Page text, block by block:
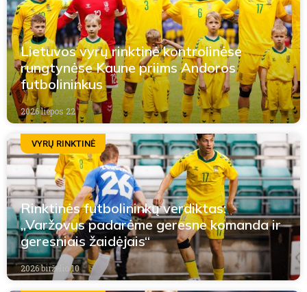
Lietuvos vyrų rinktinė kontrolinėse
rungtynėse Kaune priims Andoros
futbolininkus
2026 liepos 22
VYRŲ RINKTINĖ
Rinktinės futbolininkų verdiktas:
„Varžovus padarėme geresne komanda ir
geresniais žaidėjais“
2026 birželio 10